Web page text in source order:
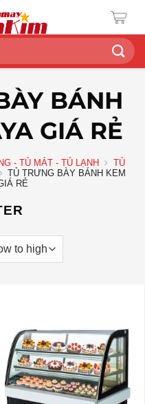
BÁNH
GIÁ RẺ
- TỦ MÁT - TỦ LẠNH
TỦ
TỦ TRƯNG BÀY BÁNH KEM
RẺ